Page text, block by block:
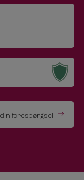
forespørgsel